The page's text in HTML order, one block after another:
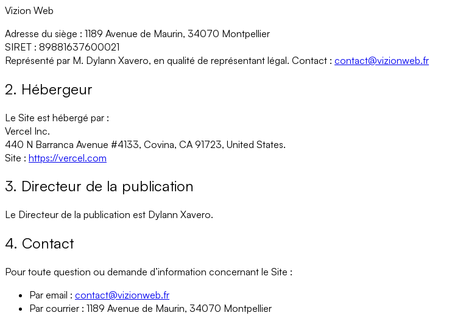
Vizion Web
Adresse du siège : 1189 Avenue de Maurin, 34070 Montpellier
SIRET : 89881637600021
Représenté par M. Dylann Xavero, en qualité de représentant légal. Contact : contact@vizionweb.fr
2. Hébergeur
Le Site est hébergé par :
Vercel Inc.
440 N Barranca Avenue #4133, Covina, CA 91723, United States.
Site : https://vercel.com
3. Directeur de la publication
Le Directeur de la publication est Dylann Xavero.
4. Contact
Pour toute question ou demande d’information concernant le Site :
Par email : contact@vizionweb.fr
Par courrier : 1189 Avenue de Maurin, 34070 Montpellier